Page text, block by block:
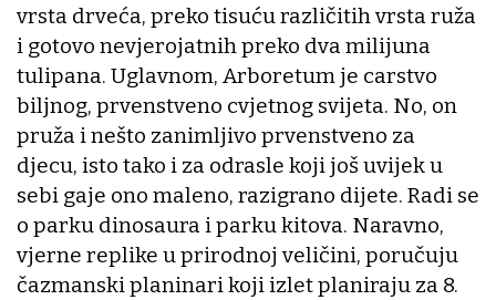
vrsta drveća, preko tisuću različitih vrsta ruža
i gotovo nevjerojatnih preko dva milijuna
tulipana. Uglavnom, Arboretum je carstvo
biljnog, prvenstveno cvjetnog svijeta. No, on
pruža i nešto zanimljivo prvenstveno za
djecu, isto tako i za odrasle koji još uvijek u
sebi gaje ono maleno, razigrano dijete. Radi se
o parku dinosaura i parku kitova. Naravno,
vjerne replike u prirodnoj veličini, poručuju
čazmanski planinari koji izlet planiraju za 8.